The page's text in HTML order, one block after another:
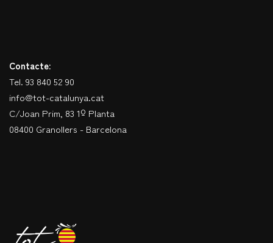
Contacte:
Tel. 93 840 52 90
info@tot-catalunya.cat
C/Joan Prim, 83 1º Planta
08400 Granollers - Barcelona